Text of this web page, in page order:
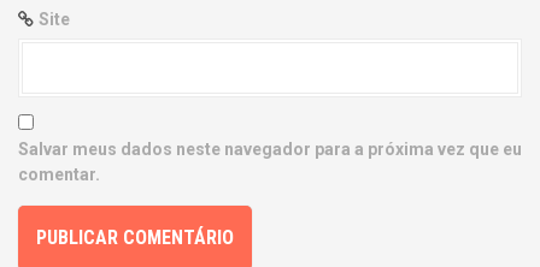
Site
Salvar meus dados neste navegador para a próxima vez que eu
comentar.